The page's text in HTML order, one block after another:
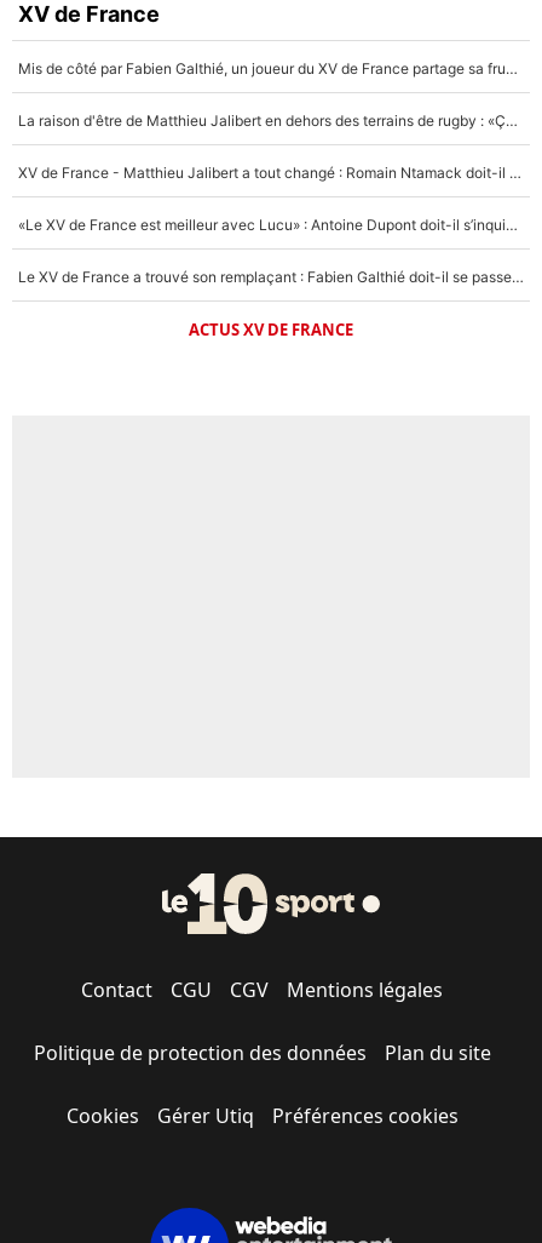
XV de France
Mis de côté par Fabien Galthié, un joueur du XV de France partage sa frustration : «ils ne me l’ont pas dit tout de suite»
La raison d'être de Matthieu Jalibert en dehors des terrains de rugby : «Ça m'atteint autant que si tu touches à un membre de ma famille»
XV de France - Matthieu Jalibert a tout changé : Romain Ntamack doit-il s’inquiéter pour sa place à un an de la Coupe du monde ?
«Le XV de France est meilleur avec Lucu» : Antoine Dupont doit-il s’inquiéter pour sa place ?
Le XV de France a trouvé son remplaçant : Fabien Galthié doit-il se passer d'Antoine Dupont ?
ACTUS XV DE FRANCE
Contact CGU CGV Mentions légales
Politique de protection des données Plan du site
Cookies Gérer Utiq Préférences cookies